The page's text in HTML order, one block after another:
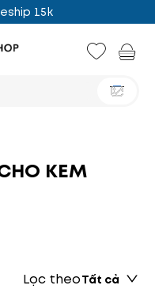
15k
KEM
Lọc theoTất cả